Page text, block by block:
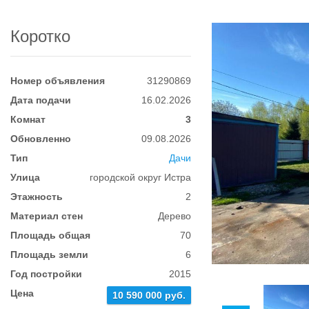
Коротко
Номер объявления
31290869
Дата подачи
16.02.2026
Комнат
3
Обновленно
09.08.2026
Тип
Дачи
Улица
городской округ Истра
Этажность
2
Материал стен
Дерево
Площадь общая
70
Площадь земли
6
Год постройки
2015
Цена
10 590 000 руб.